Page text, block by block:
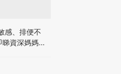
感、排便不
資深媽媽分